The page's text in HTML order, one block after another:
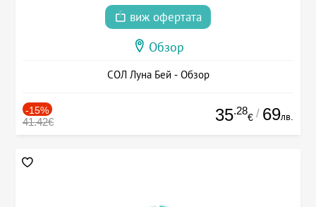
виж офертата
Обзор
СОЛ Луна Бей - Обзор
-15%
41.42€ 35.28
€ / 69лв.